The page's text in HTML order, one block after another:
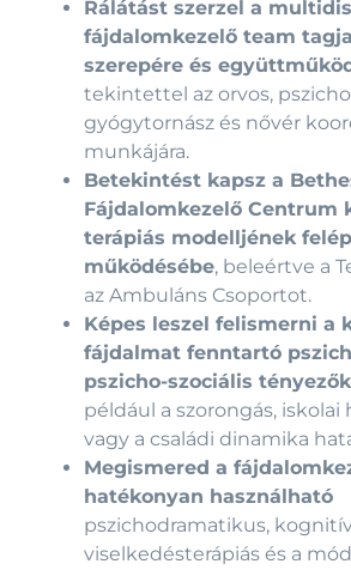
Rálátást szerzel a
fájdalomkezelő team
szerepére és
tekintettel az orvos,
gyógytornász és nővér
munkájára.
Betekintést kapsz a
Fájdalomkezelő Centrum
terápiás modelljének
működésébe, beleértve a
az Ambuláns Csoportot.
Képes leszel felismerni a
fájdalmat fenntartó
pszicho-szociális
például a szorongás, iskolai
vagy a családi dinamika
Megismered a
hatékonyan használható
pszichodramatikus,
viselkedésterápiás és a